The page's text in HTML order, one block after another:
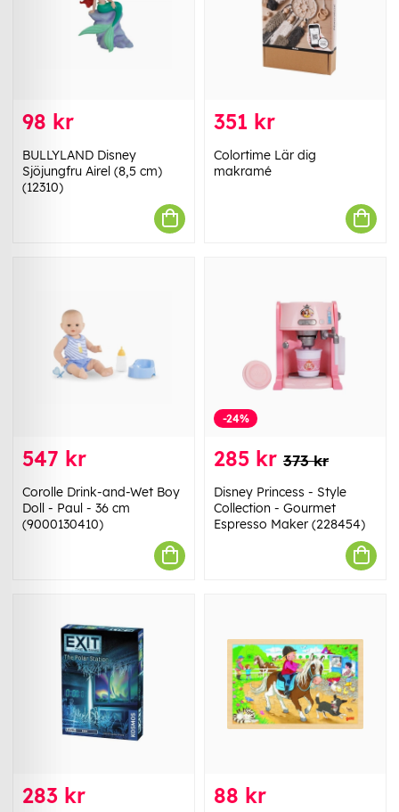
98 kr
BULLYLAND Disney
Sjöjungfru Airel (8,5 cm)
(12310)
351 kr
Colortime Lär dig
makramé
547 kr
Corolle Drink-and-Wet Boy
Doll - Paul - 36 cm
(9000130410)
-24%
285 kr 373 kr
Disney Princess - Style
Collection - Gourmet
Espresso Maker (228454)
283 kr 88 kr